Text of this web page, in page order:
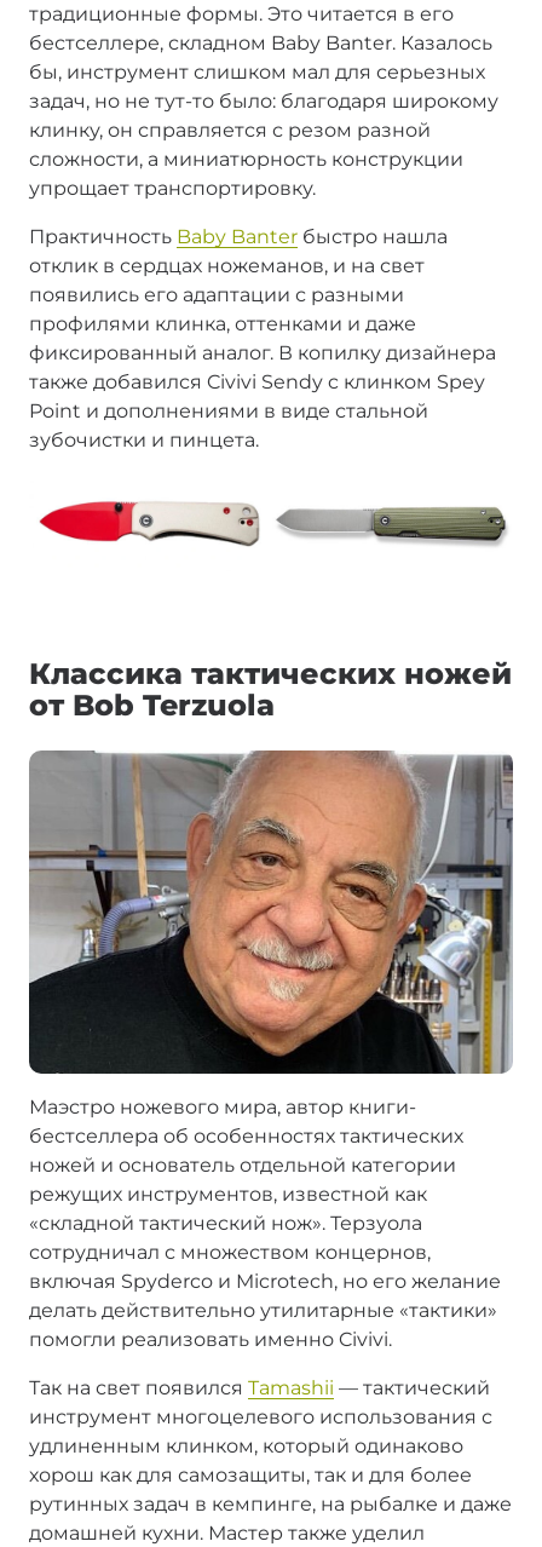
традиционные формы. Это читается в его
бестселлере, складном Baby Banter. Казалось
бы, инструмент слишком мал для серьезных
задач, но не тут-то было: благодаря широкому
клинку, он справляется с резом разной
сложности, а миниатюрность конструкции
упрощает транспортировку.
Практичность Baby Banter быстро нашла
отклик в сердцах ножеманов, и на свет
появились его адаптации с разными
профилями клинка, оттенками и даже
фиксированный аналог. В копилку дизайнера
также добавился Civivi Sendy c клинком Spey
Point и дополнениями в виде стальной
зубочистки и пинцета.
Классика тактических ножей
от Bob Terzuola
Маэстро ножевого мира, автор книги-
бестселлера об особенностях тактических
ножей и основатель отдельной категории
режущих инструментов, известной как
«складной тактический нож». Терзуола
сотрудничал с множеством концернов,
включая Spyderco и Microtech, но его желание
делать действительно утилитарные «тактики»
помогли реализовать именно Civivi.
Так на свет появился Tamashii — тактический
инструмент многоцелевого использования с
удлиненным клинком, который одинаково
хорош как для самозащиты, так и для более
рутинных задач в кемпинге, на рыбалке и даже
домашней кухни. Мастер также уделил